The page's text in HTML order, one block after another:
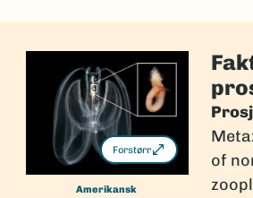
Forstørr
Amerikansk
of